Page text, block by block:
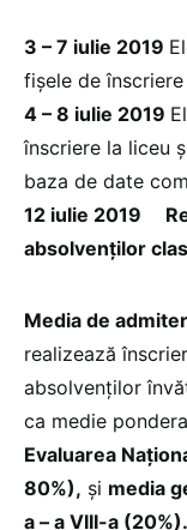
3 – 7 iulie 2019
fişele de
4 – 8 iulie 2019
înscriere la liceu
baza de date
12 iulie 2019
absolvenţilor
Media de
realizează
absolvenților
ca medie
Evaluarea
80%), şi media
a – a VIII-a (20%).